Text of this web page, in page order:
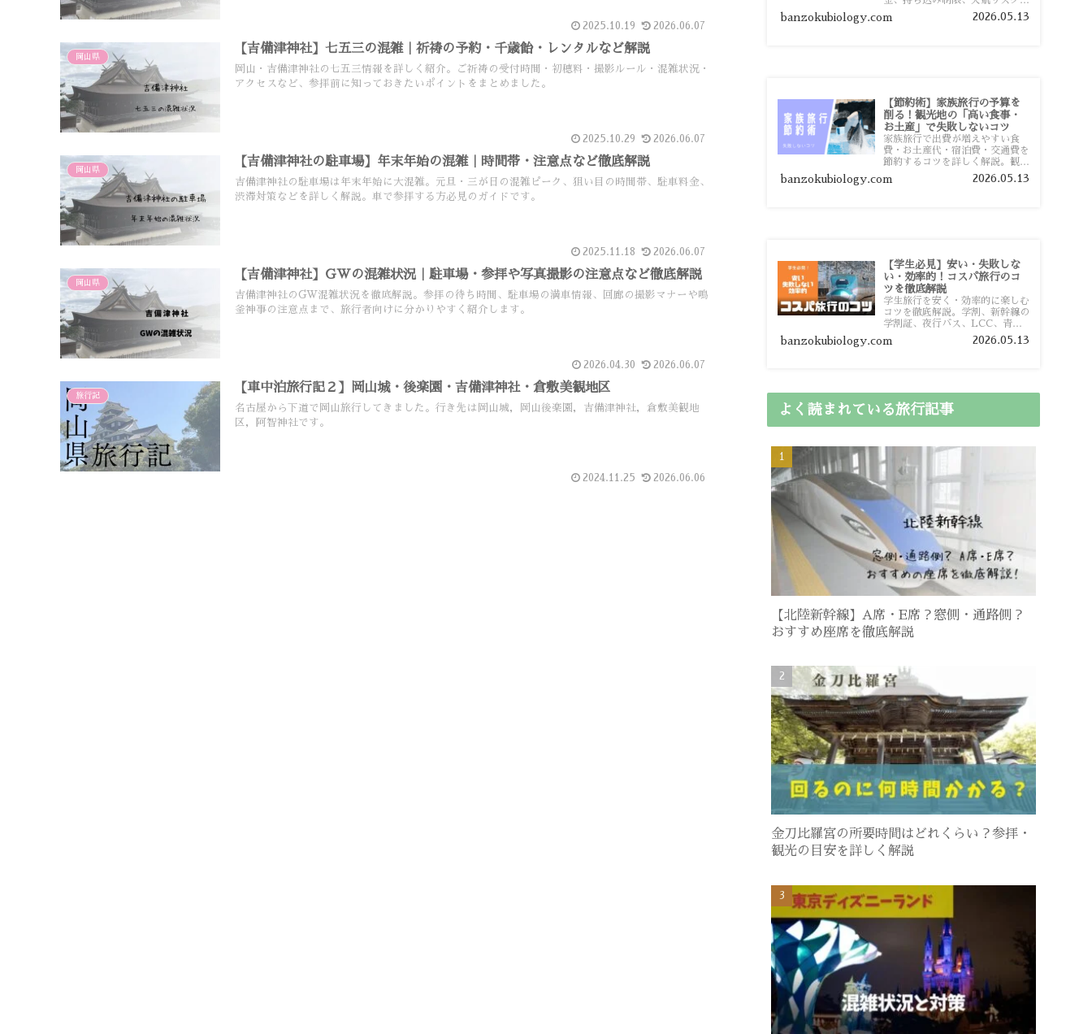
2025.10.19 2026.06.07
岡山県
【吉備津神社】七五三の混雑｜祈祷の予約・千歳飴・レンタルなど解説
岡山・吉備津神社の七五三情報を詳しく紹介。ご祈祷の受付時間・初穂料・撮影ルール・混雑状況・
アクセスなど、参拝前に知っておきたいポイントをまとめました。
2025.10.29 2026.06.07
岡山県
【吉備津神社の駐車場】年末年始の混雑｜時間帯・注意点など徹底解説
吉備津神社の駐車場は年末年始に大混雑。元旦・三が日の混雑ピーク、狙い目の時間帯、駐車料金、
渋滞対策などを詳しく解説。車で参拝する方必見のガイドです。
2025.11.18 2026.06.07
岡山県
【吉備津神社】GWの混雑状況｜駐車場・参拝や写真撮影の注意点など徹底解説
吉備津神社のGW混雑状況を徹底解説。参拝の待ち時間、駐車場の満車情報、回廊の撮影マナーや鳴
釜神事の注意点まで、旅行者向けに分かりやすく紹介します。
2026.04.30 2026.06.07
旅行記
【車中泊旅行記２】岡山城・後楽園・吉備津神社・倉敷美観地区
名古屋から下道で岡山旅行してきました。行き先は岡山城，岡山後楽園，吉備津神社，倉敷美観地
区，阿智神社です。
2024.11.25 2026.06.06
時間厳守など、格安航空会社を利
用する前に知っておきたい注意点
banzokubiology.com 2026.05.13
【節約術】家族旅行の予算を
削る！観光地の「高い食事・
お土産」で失敗しないコツ
家族旅行で出費が増えやすい食
費・お土産代・宿泊費・交通費を
節約するコツを詳しく解説。観光
地価格を避ける方法や、早割・ス
ーパー活用術、予算管理のポイン
banzokubiology.com 2026.05.13
【学生必見】安い・失敗しな
い・効率的！コスパ旅行のコ
ツを徹底解説
学生旅行を安く・効率的に楽しむ
コツを徹底解説。学割、新幹線の
学割証、夜行バス、LCC、青春
18きっぷ、レンタカー割り勘な
ど、学生向けの節約旅行術を詳し
banzokubiology.com 2026.05.13
よく読まれている旅行記事
【北陸新幹線】A席・E席？窓側・通路側？
おすすめ座席を徹底解説
金刀比羅宮の所要時間はどれくらい？参拝・
観光の目安を詳しく解説